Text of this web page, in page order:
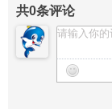
共0条评论